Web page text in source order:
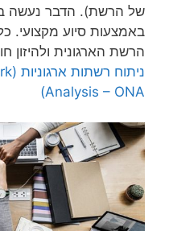
של הרשת). הדבר נעשה
באמצעות סיוע מקצועי.
הרשת הארגונית ולהיזון
ניתוח רשתות ארגוניות
Analysis – ONA)